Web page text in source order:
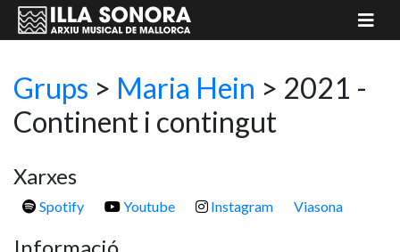
Grups > Maria Hein > 2021 -
Continent i contingut
Xarxes
Spotify Youtube Instagram Viasona